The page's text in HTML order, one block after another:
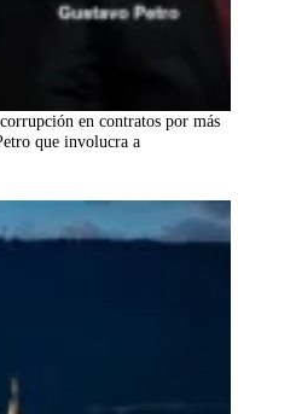
en contratos por más
que involucra a